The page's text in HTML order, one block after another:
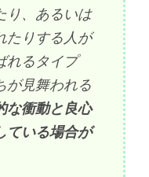
り、あるいは
たりする人が
れるタイプ
が見舞われる
な衝動と良心
ている場合が